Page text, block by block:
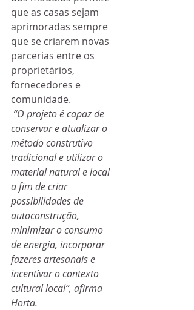
que as casas sejam
aprimoradas sempre
que se criarem novas
parcerias entre os
proprietários,
fornecedores e
comunidade.
“O projeto é capaz de
conservar e atualizar o
método construtivo
tradicional e utilizar o
material natural e local
a fim de criar
possibilidades de
autoconstrução,
minimizar o consumo
de energia, incorporar
fazeres artesanais e
incentivar o contexto
cultural local”, afirma
Horta.